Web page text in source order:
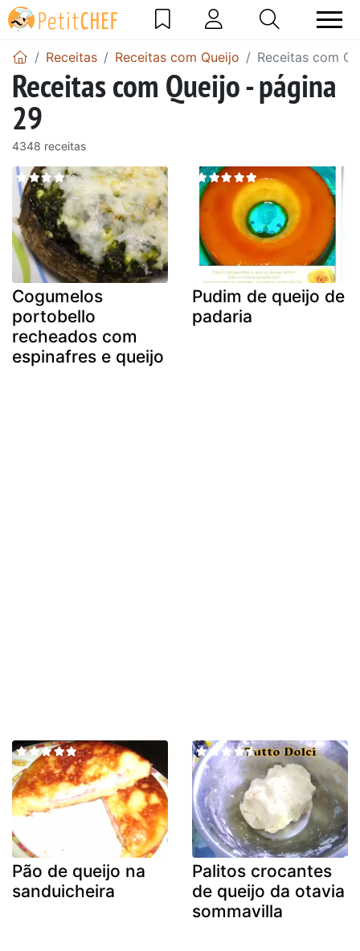
Receitas Receitas com Queijo Receitas com
Receitas com Queijo - página
29
4348 receitas
Cogumelos
portobello
recheados com
espinafres e queijo
Pudim de queijo de
padaria
Pão de queijo na
sanduicheira
Palitos crocantes
de queijo da otavia
sommavilla